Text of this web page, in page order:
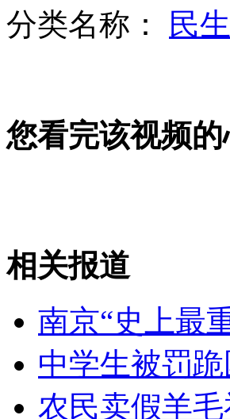
女孩北京地铁殴打老人 痛下狠手
分类名称：
民
您看完该视频
相关报道
南京“史上最
中学生被罚
农民卖假羊